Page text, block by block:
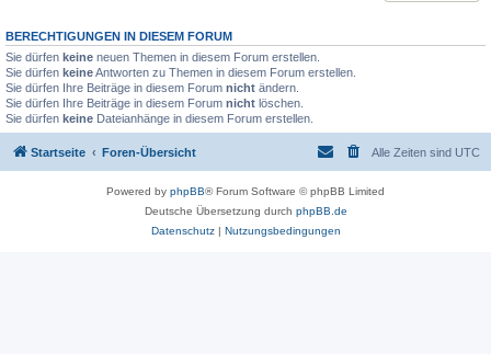
BERECHTIGUNGEN IN DIESEM FORUM
Sie dürfen keine neuen Themen in diesem Forum erstellen.
Sie dürfen keineAntworten zu Themen in diesem Forum erstellen.
Sie dürfen Ihre Beiträge in diesem Forum nicht ändern.
Sie dürfen Ihre Beiträge in diesem Forum nicht löschen.
Sie dürfen keine Dateianhänge in diesem Forum erstellen.
Startseite Foren-Übersicht Alle Zeiten sind UTC
Powered by phpBB® Forum Software © phpBB Limited
Deutsche Übersetzung durch phpBB.de
Datenschutz| Nutzungsbedingungen